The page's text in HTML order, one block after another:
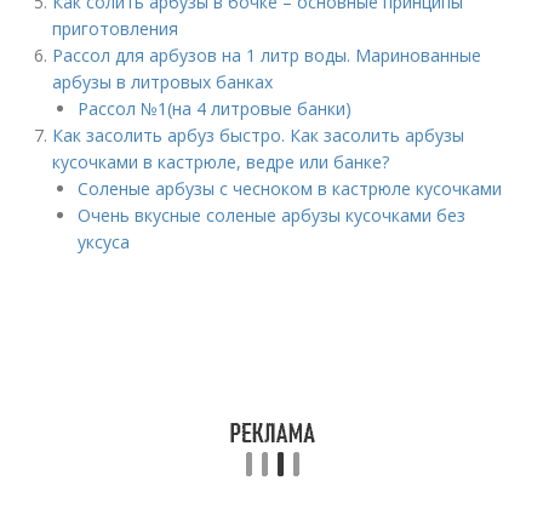
приготовления
Рассол для арбузов на 1 литр воды. Маринованные
арбузы в литровых банках
Рассол №1(на 4 литровые банки)
Как засолить арбуз быстро. Как засолить арбузы
кусочками в кастрюле, ведре или банке?
Соленые арбузы с чесноком в кастрюле кусочками
Очень вкусные соленые арбузы кусочками без
уксуса